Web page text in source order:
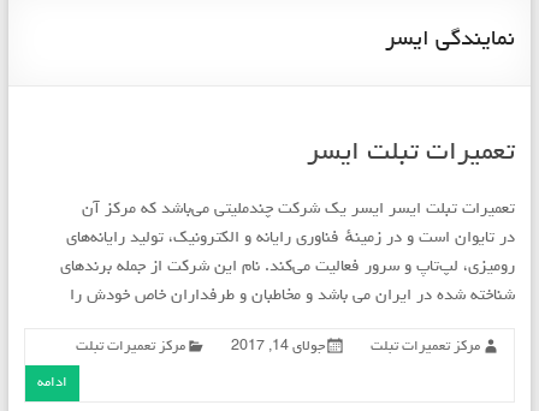
نمایندگی ایسر
تعمیرات تبلت ایسر
تعمیرات تبلت ایسر ایسر یک شرکت چندملیتی می‌باشد که مرکز آن
در تایوان است و در زمینهٔ فناوری رایانه و الکترونیک، تولید رایانه‌های
رومیزی، لپ‌تاپ و سرور فعالیت می‌کند. نام این شرکت از جمله برندهای
شناخته شده در ایران می باشد و مخاطبان و طرفداران خاص خودش را
مرکز تعمیرات تبلت جولای 14, 2017 مرکز تعمیرات تبلت
ادامه